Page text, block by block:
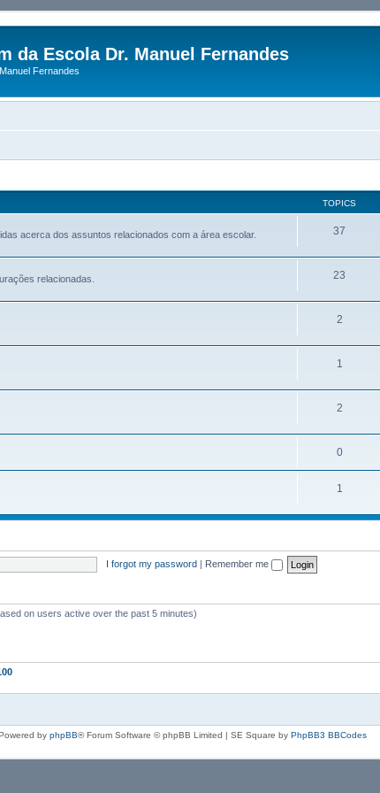
da Escola Dr. Manuel Fernandes
Fernandes
TOPICS
acerca dos assuntos relacionados com a área escolar. 37
relacionadas. 23
2
1
2
0
1
I forgot my password | Remember me
on users active over the past 5 minutes)
by phpBB® Forum Software © phpBB Limited | SE Square by PhpBB3 BBCodes